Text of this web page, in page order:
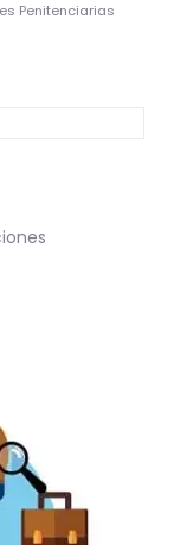
Penitenciarias